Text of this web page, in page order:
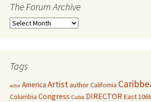
The Forum Archive
Tags
actor America ArtistauthorCalifornia
Columbia Congress Cuba DIRECTOR East